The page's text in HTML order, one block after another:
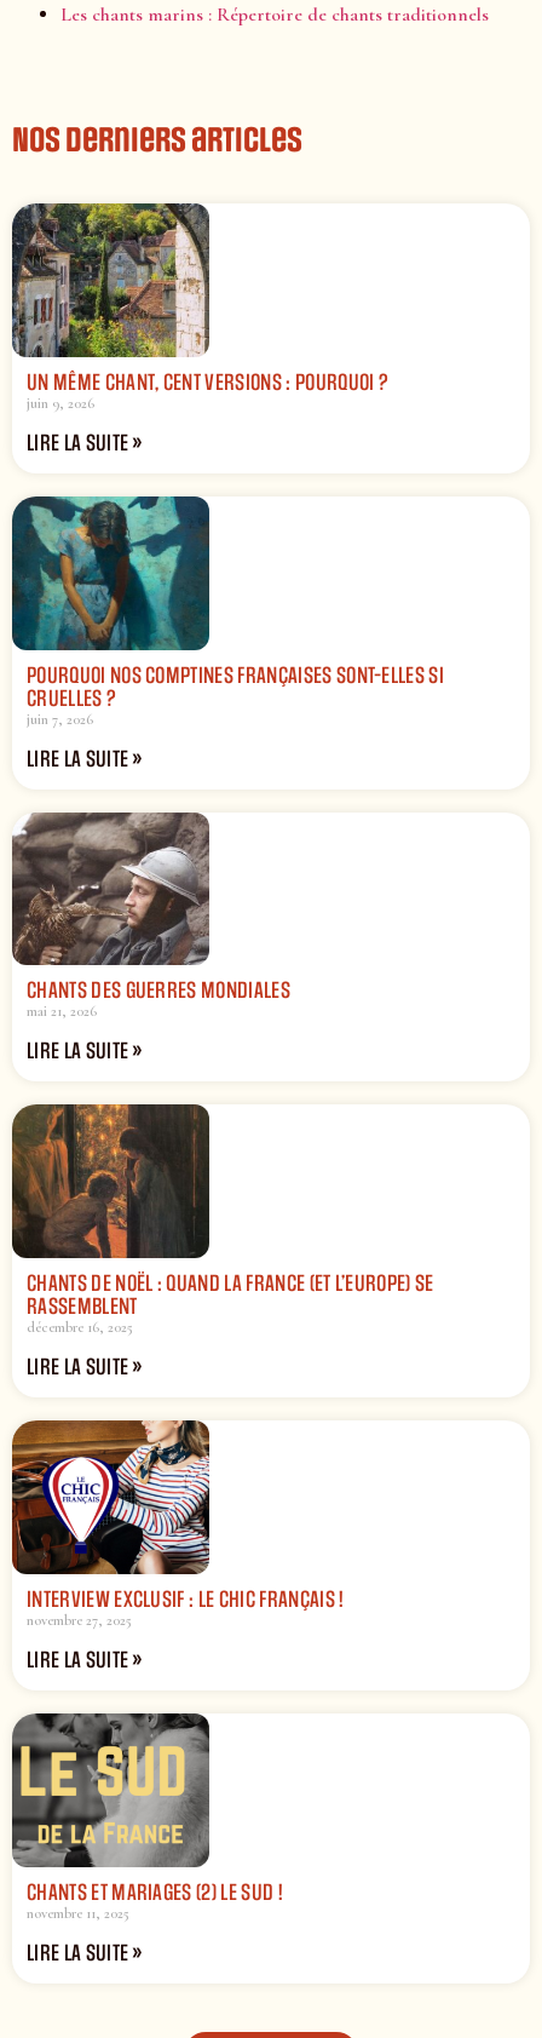
Les chants marins : Répertoire de chants traditionnels
Nos derniers articles
UN MÊME CHANT, CENT VERSIONS : POURQUOI ?
juin 9, 2026
LIRE LA SUITE »
POURQUOI NOS COMPTINES FRANÇAISES SONT-ELLES SI
CRUELLES ?
juin 7, 2026
LIRE LA SUITE »
CHANTS DES GUERRES MONDIALES
mai 21, 2026
LIRE LA SUITE »
CHANTS DE NOËL : QUAND LA FRANCE (ET L’EUROPE) SE
RASSEMBLENT
décembre 16, 2025
LIRE LA SUITE »
INTERVIEW EXCLUSIF : LE CHIC FRANÇAIS !
novembre 27, 2025
LIRE LA SUITE »
CHANTS ET MARIAGES (2) LE SUD !
novembre 11, 2025
LIRE LA SUITE »